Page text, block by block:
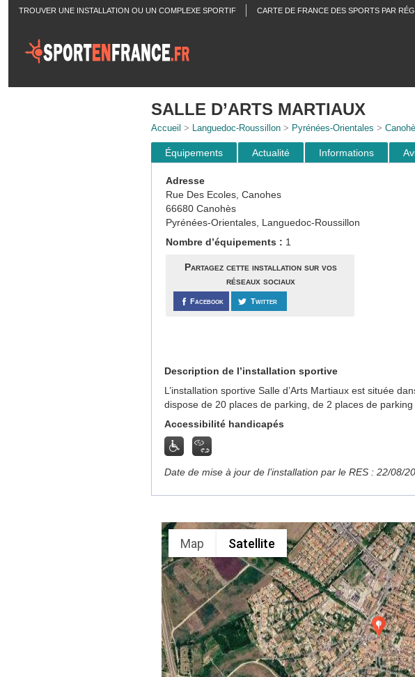
TROUVER UNE INSTALLATION OU UN COMPLEXE SPORTIF CARTE DE FRANCE DES SPORTS PAR
SALLE D’ARTS MARTIAUX
Accueil > Languedoc-Roussillon> Pyrénées-Orientales >
Équipements Actualité Informations
Adresse
Rue Des Ecoles, Canohes
66680 Canohès
Pyrénées-Orientales, Languedoc-Roussillon
Nombre d’équipements : 1
Partagez cette installation sur vos
réseaux sociaux
Facebook Twitter
Description de l’installation sportive
L’installation sportive Salle d’Arts Martiaux est située
dispose de 20 places de parking, de 2 places de
Accessibilité handicapés
Date de mise à jour de l’installation par le RES : 22/08/
Map Satellite